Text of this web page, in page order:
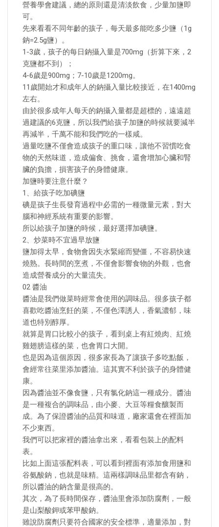
營養學會建議，總的原則還是清淡飲食，少量加鹽即
可。
先來看看不同年齡的孩子，每天最多能吃多少鹽（1g
鈉=2.5g鹽）。
1-3歲，孩子的每日鈉攝入量是700mg（折算下來，2
克鹽都不到）；
4-6歲是900mg；7-10歲是1200mg。
11歲開始才和成年人的鈉攝入量比較接近，在1400mg
左右。
由於很多成年人每天的鈉攝入量都是超標的，遠遠超
過建議的6克鹽，所以我們給孩子加鹽的時候就要減半
再減半，千萬不能和我們吃的一樣咸。
過量吃鹽不僅會造成孩子的重口味，讓他不習慣吃食
物的天然味道，造成偏食、挑食，還會增加心臟和腎
臟的負擔，損害孩子的身體健康。
加鹽時要注意什麼？
1、給孩子吃加碘鹽
碘是孩子生長發育過程中必需的一種微量元素，對大
腦和神經系統有重要的影響。
所以給孩子加鹽的時候，最好選擇加碘鹽。
2、炒菜時不宜過早放鹽
鹽加得太早，食物會因失水緊縮而變僵，不容易快速
燒熟。長時間的烹煮，不僅會影響食物的外觀，也會
造成營養成分的大量流失。
02 醬油
醬油是我們做菜時經常會使用的調味品。很多孩子都
喜歡吃醬油烹飪的菜，不僅色澤誘人，香氣濃郁，味
道也特別醇厚。
就算是胃口比較小的孩子，看到桌上有紅燒肉、紅燒
雞翅膀這樣的菜，也會胃口大開。
也是因為這個原因，很多家長為了讓孩子多吃點飯，
會經常往菜里添加醬油。這其實不利於孩子的身體健
康。
因為醬油並不像食鹽，只有氯化鈉這一種成分。醬油
是一種複合的調味品，由小麥、大豆等糧食釀製而
成。為了保證醬油的品質和味道，廠家還會在裡面加
不少東西。
我們可以把家裡的醬油拿出來，看看包裝上的配料
表。
比如上面這張配料表，可以看到裡面有添加食用鹽和
谷氨酸鈉，也就是味精。這兩樣調味品里都含有鈉，
所以醬油的鈉含量是很高的。
其次，為了長時間保存，醬油里會添加防腐劑，一般
是山梨酸鉀或苯甲酸鈉。
雖說防腐劑只要符合國家的安全標準，適量添加，對